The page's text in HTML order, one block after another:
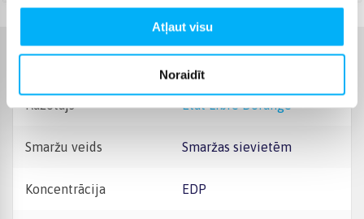
Atļaut visu
Noraidīt
Ražotājs Etat Libre Dorange
Smaržu veids Smaržas sievietēm
Koncentrācija EDP